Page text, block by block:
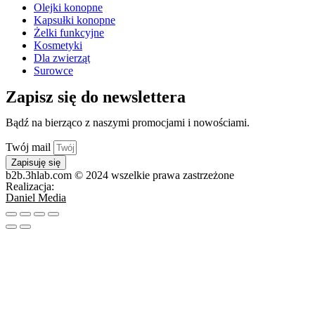
Olejki konopne
Kapsułki konopne
Żelki funkcyjne
Kosmetyki
Dla zwierząt
Surowce
Zapisz się do newslettera
Bądź na bierząco z naszymi promocjami i nowościami.
Twój mail
Zapisuję się
b2b.3hlab.com © 2024 wszelkie prawa zastrzeżone
Realizacja:
Daniel Media